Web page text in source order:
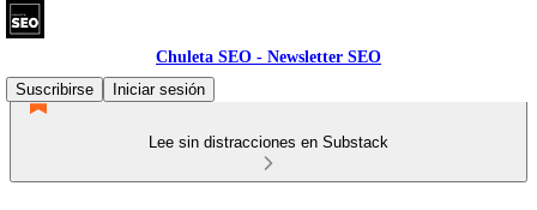
Chuleta SEO - Newsletter SEO
Suscribirse
Iniciar sesión
Lee sin distracciones en Substack